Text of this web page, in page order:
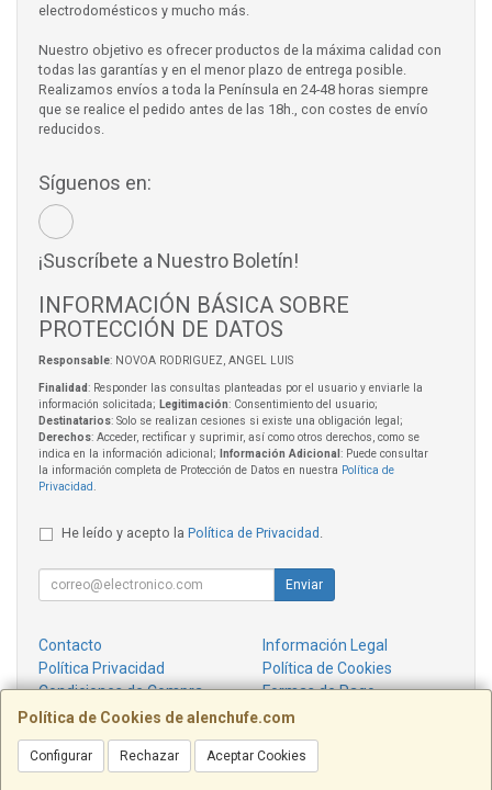
Política de Cookies de alenchufe.com
Configurar Rechazar Aceptar Cookies
electrodomésticos y mucho más.
Nuestro objetivo es ofrecer productos de la máxima calidad con
todas las garantías y en el menor plazo de entrega posible.
Realizamos envíos a toda la Península en 24-48 horas siempre
que se realice el pedido antes de las 18h., con costes de envío
reducidos.
Síguenos en:
¡Suscríbete a Nuestro Boletín!
INFORMACIÓN BÁSICA SOBRE
PROTECCIÓN DE DATOS
Responsable: NOVOA RODRIGUEZ, ANGEL LUIS
Finalidad: Responder las consultas planteadas por el usuario y enviarle la
información solicitada; Legitimación: Consentimiento del usuario;
Destinatarios: Solo se realizan cesiones si existe una obligación legal;
Derechos: Acceder, rectificar y suprimir, así como otros derechos, como se
indica en la información adicional;
Información Adicional : Puede consultar
la información completa de Protección de Datos en nuestra Política de
Privacidad
He leído y acepto la Política de Privacidad .
Enviar
Contacto
Información Legal
Política Privacidad
Política de Cookies
Condiciones de Compra
Formas de Pago
¿Quienes Somos?
Contacto